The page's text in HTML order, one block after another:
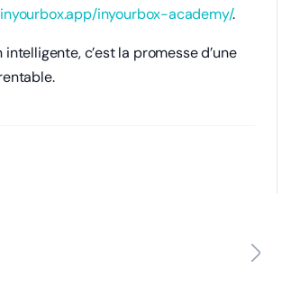
inyourbox-academy/.
c’est la promesse d’une